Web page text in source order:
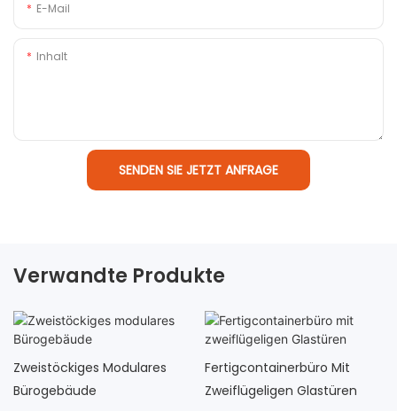
E-Mail
Inhalt
SENDEN SIE JETZT ANFRAGE
Verwandte Produkte
Zweistöckiges Modulares
Bürogebäude
Fertigcontainerbüro Mit
Zweiflügeligen Glastüren